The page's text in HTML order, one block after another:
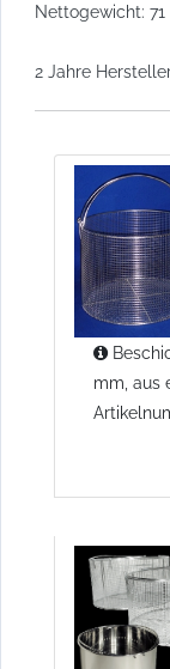
Nettogewicht: 71
2 Jahre
mm, aus